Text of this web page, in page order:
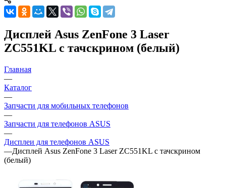
ZC551KL с тачскрином (белый)
—
Каталог
—
Запчасти для мобильных телефонов
—
Запчасти для телефонов ASUS
—
Дисплеи для телефонов ASUS
—Дисплей Asus ZenFone 3 Laser ZC551KL с тачскрином
(белый)